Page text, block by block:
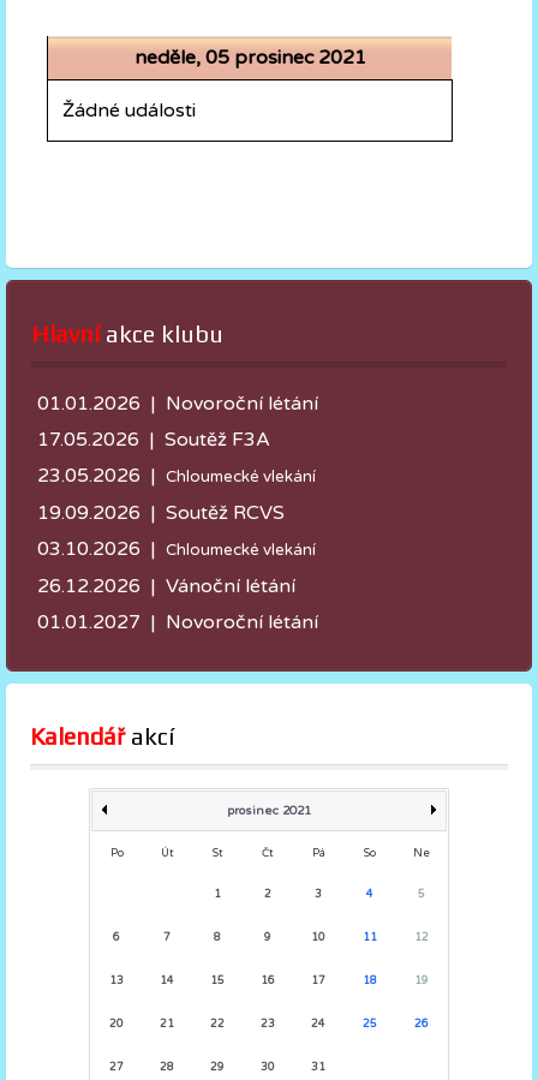
neděle, 05 prosinec 2021
Žádné události
Hlavní akce klubu
01.01.2026 | Novoroční létání
17.05.2026 | Soutěž F3A
23.05.2026 | Chloumecké vlekání
19.09.2026 | Soutěž RCVS
03.10.2026 | Chloumecké vlekání
26.12.2026 | Vánoční létání
01.01.2027 | Novoroční létání
Kalendář akcí
prosinec 2021
Po Út St Čt Pá So Ne
1 2 3 4 5
6 7 8 9 10 11 12
13 14 15 16 17 18 19
20 21 22 23 24 25 26
27 28 29 30 31